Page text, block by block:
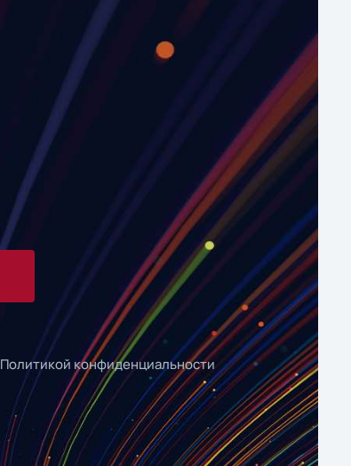
Политикой конфиденциальности